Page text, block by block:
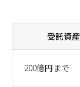
受託資
200億円まで